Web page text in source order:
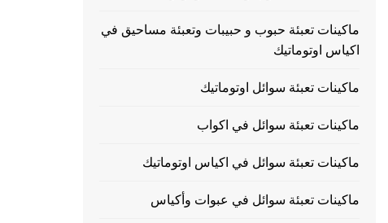
ماكينات تعبئة حبوب و حبيبات وتعبئة مساحيق في
اكياس اوتوماتيك
ماكينات تعبئة سوائل اوتوماتيك
ماكينات تعبئة سوائل في اكواب
ماكينات تعبئة سوائل في اكياس اوتوماتيك
ماكينات تعبئة سوائل في عبوات وأكياس